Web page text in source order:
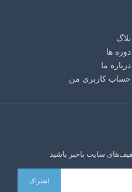
بلاگ
دوره ها
درباره ما
حساب کاربری من
سایت باخبر باشید